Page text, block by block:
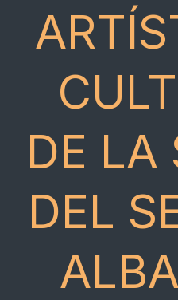
DE LA
DEL